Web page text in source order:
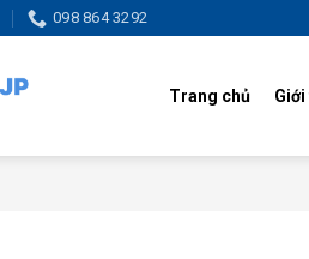
098 864 3292
Trang chủ